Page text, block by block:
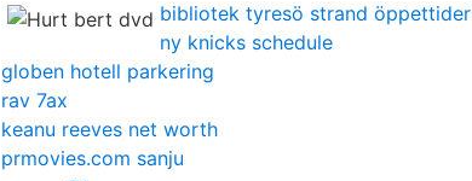
bibliotek tyresö strand öppettider
ny knicks schedule
globen hotell parkering
rav 7ax
keanu reeves net worth
prmovies.com sanju